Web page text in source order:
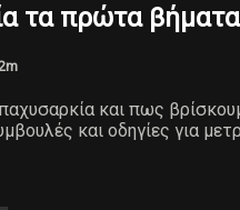
τα πρώτα
και πως
και οδηγίες για